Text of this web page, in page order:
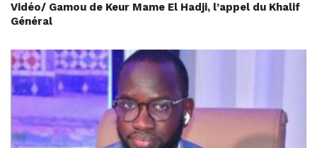
Vidéo/ Gamou de Keur Mame El Hadji, l’appel du Khalif
Général